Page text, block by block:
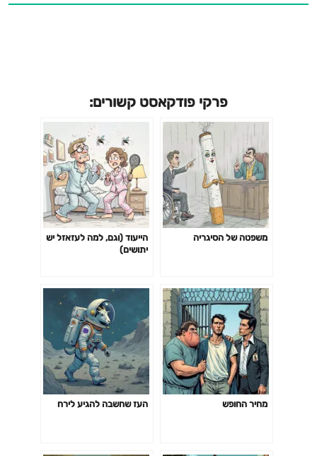
פרקי פודקאסט קשורים:
משפטה של הסיגריה
הייעוד (וגם, למה לעזאזל יש
יתושים)
מחיר החופש העז שחשבה להגיע לירח